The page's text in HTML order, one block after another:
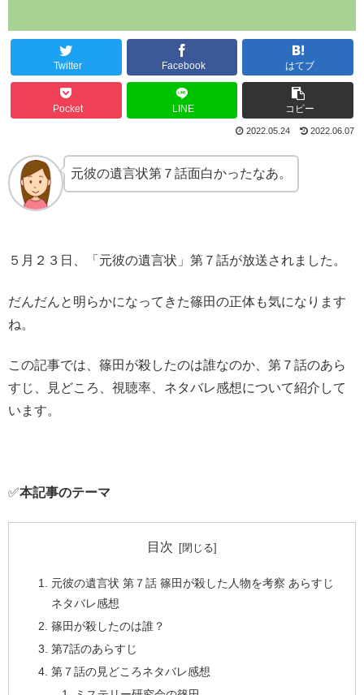
Twitter Facebook はてブ
Pocket LINE コピー
2022.06.07
2022.05.24
元彼の遺言状第７話面白かったなあ。
５月２３日、「元彼の遺言状」第７話が放送されました。
だんだんと明らかになってきた篠田の正体も気になります
ね。
この記事では、篠田が殺したのは誰なのか、第７話のあら
すじ、見どころ、視聴率、ネタバレ感想について紹介して
います。
✅本記事のテーマ
目次
元彼の遺言状 第７話 篠田が殺した人物を考察 あらすじ
ネタバレ感想
篠田が殺したのは誰？
第7話のあらすじ
第７話の見どころネタバレ感想